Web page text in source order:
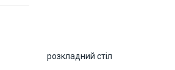
розкладний стіл